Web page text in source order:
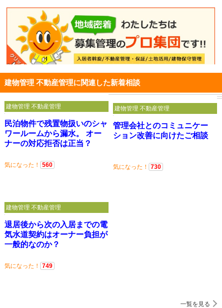
建物管理 不動産管理に関連した新着相談
民泊物件で残置物扱いのシャ
ワールームから漏水。 オー
ナーの対応拒否は正当？
気になった！ 560
建物管理 不動産管理
管理会社とのコミュニケー
ション改善に向けたご相談
気になった！ 730
建物管理 不動産管理
退居後から次の入居までの電
気水道契約はオーナー負担が
一般的なのか？
気になった！ 749
建物管理 不動産管理
一覧を見る